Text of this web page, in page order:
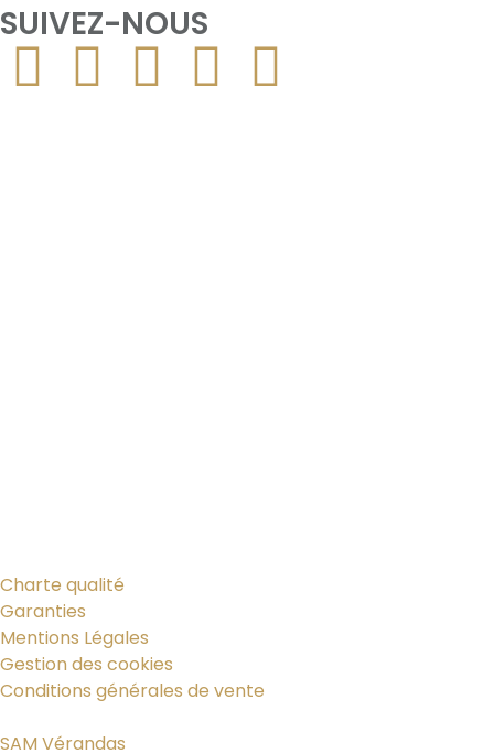
SUIVEZ-NOUS
Charte qualité
Garanties
Mentions Légales
Gestion des cookies
Conditions générales de vente
SAM Vérandas